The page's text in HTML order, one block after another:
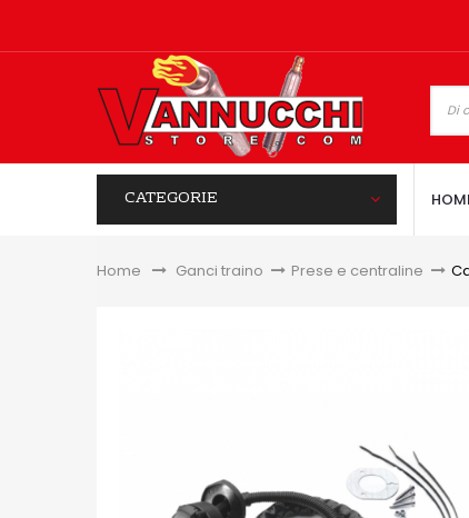
CATEGORIE
Home &gt;Ganci traino > Prese e centraline >